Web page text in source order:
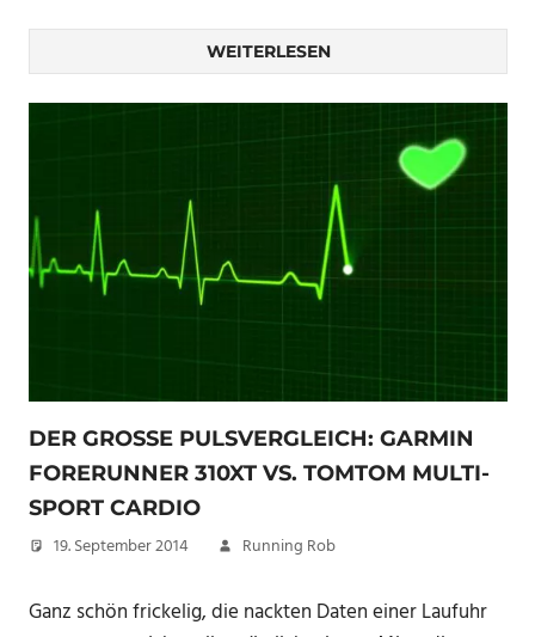
WEITERLESEN
DER GROSSE PULSVERGLEICH: GARMIN F
ORERUNNER 310XT VS. TOMTOM MULTI-S
PORT CARDIO
19. September 2014 Running Rob
Ganz schön frickelig, die nackten Daten einer Laufuhr